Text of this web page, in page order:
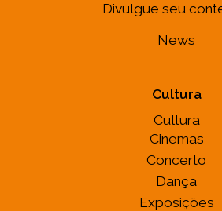
Divulgue seu
News
Cultura
Cultura
Cinemas
Concerto
Dança
Exposições